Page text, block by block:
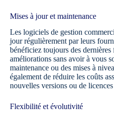
Mises à jour et maintenance
Les logiciels de gestion
jour régulièrement par leurs
bénéficiez toujours des
améliorations sans avoir à vous
maintenance ou des mises à
également de réduire les coûts
nouvelles versions ou de
Flexibilité et évolutivité